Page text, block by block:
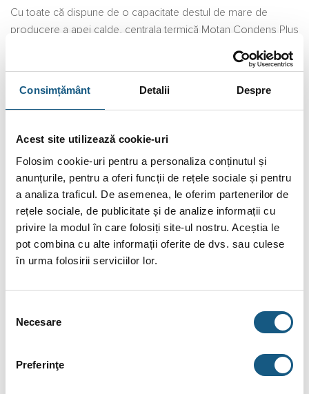
Consimțământ Detalii Despre
Acest site utilizează cookie-uri
Folosim cookie-uri pentru a personaliza conținutul și
anunțurile, pentru a oferi funcții de rețele sociale și pentru
a analiza traficul. De asemenea, le oferim partenerilor de
rețele sociale, de publicitate și de analize informații cu
privire la modul în care folosiți site-ul nostru. Aceștia le
pot combina cu alte informații oferite de dvs. sau culese
în urma folosirii serviciilor lor.
consimțământului
Necesare
Preferinţe
Cu toate că dispune de o capacitate destul de mare de
producere a apei calde, centrala termică Motan Condens Plus
rezultate a fost și recunoscută la nivel european.
Performanțele excelente nu ar putea fi posibile fără un
termică Motan Condens Plus 100 29 kWeste echipată cu
un schimbător de căldură CIRCOND VALMEX produs în Italia
și cu o pompă de circulație produsă în Danemarca.
Majoritatea componentelor importante au fost produse în
Italia respectând toate normele legislative europene.
Centrala termica Motan Condens Plus 100
principal despre care am vorbit deja, iar cel de-al doilea este
cel secundar care a fost montat special pentru circuitul de apă